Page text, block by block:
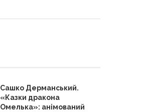
Сашко Дерманський.
«Казки дракона
Омелька»: анімований